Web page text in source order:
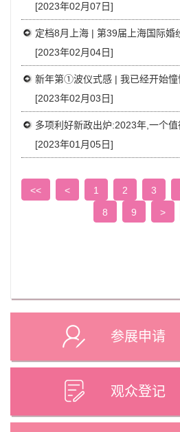
[2023年02月07日]
[2023年02月04日]
新年第①波仪式感 | 我已经开始憧
[2023年02月03日]
多项利好新政出炉:2023年,一个值
[2023年01月05日]
<< < 1 2 3
8
9 >
参展申请
观众登记